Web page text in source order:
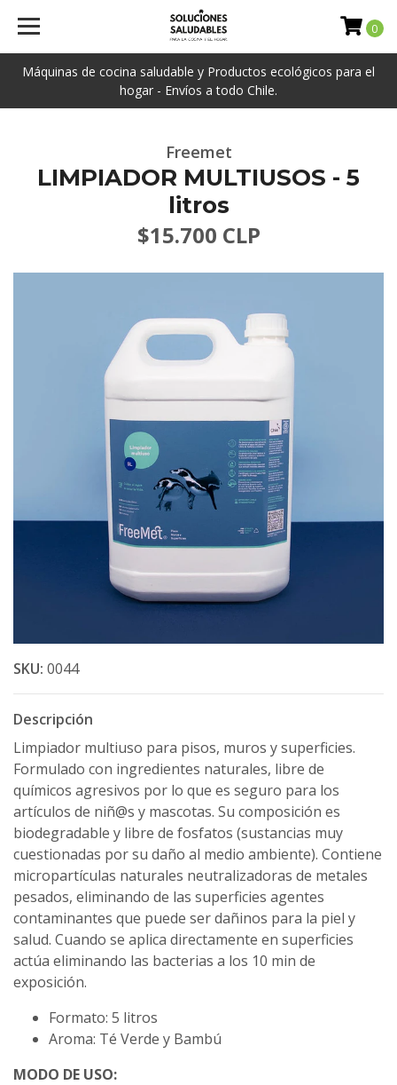
Máquinas de cocina saludable y Productos ecológicos para el
hogar - Envíos a todo Chile.
0
Freemet
LIMPIADOR MULTIUSOS - 5
litros
$15.700 CLP
SKU: 0044
Descripción
Limpiador multiuso para pisos, muros y superficies.
Formulado con ingredientes naturales, libre de
químicos agresivos por lo que es seguro para los
artículos de niñ@s y mascotas. Su composición es
biodegradable y libre de fosfatos (sustancias muy
cuestionadas por su daño al medio ambiente). Contiene
micropartículas naturales neutralizadoras de metales
pesados, eliminando de las superficies agentes
contaminantes que puede ser dañinos para la piel y
salud. Cuando se aplica directamente en superficies
actúa eliminando las bacterias a los 10 min de
exposición.
Formato: 5 litros
Aroma: Té Verde y Bambú
MODO DE USO: